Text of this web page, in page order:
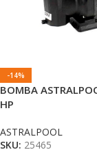
-14%
BOMBA
HP
ASTRALPOOL
SKU: 25465